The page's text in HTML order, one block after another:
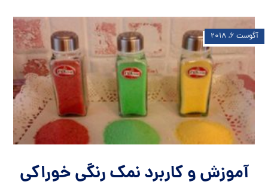
آموزش و کاربرد نمک رنگی خوراکی
آگوست ۶, ۲۰۱۸